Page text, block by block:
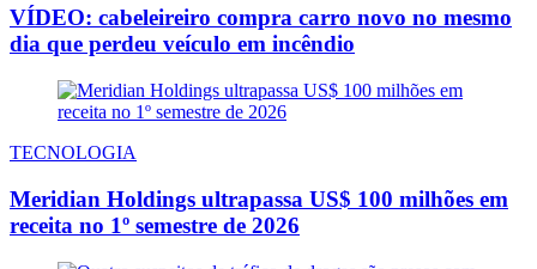
VÍDEO: cabeleireiro compra carro novo no mesmo
dia que perdeu veículo em incêndio
TECNOLOGIA
Meridian Holdings ultrapassa US$ 100 milhões em
receita no 1º semestre de 2026